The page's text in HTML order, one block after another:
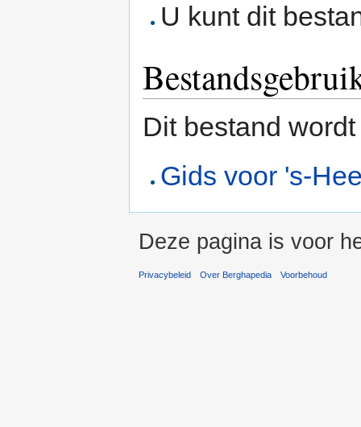
U kunt dit
Dit bestand
Gids voor 's-
Deze pagina is voor
Privacybeleid Over Berghapedia Voorbehoud